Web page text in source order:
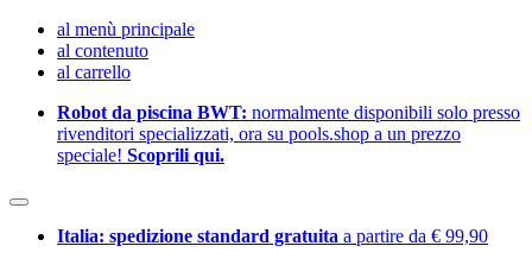
al menù principale
al contenuto
al carrello
Robot da piscina BWT: normalmente disponibili solo presso
rivenditori specializzati, ora su pools.shop a un prezzo
speciale! Scoprili qui.
Italia: spedizione standard gratuita a partire da € 99,90